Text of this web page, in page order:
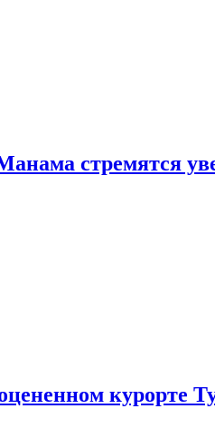
стремятся
курорте